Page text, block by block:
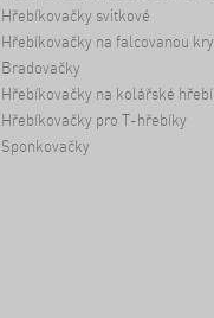
Hřebíkovačky svitkové
Hřebíkovačky na falcovanou
Bradovačky
Hřebíkovačky na kolářské
Hřebíkovačky pro T-hřebíky
Sponkovačky